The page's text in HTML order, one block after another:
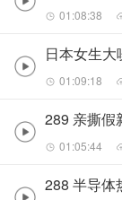
01:08:38
01:09:18
01:05:44